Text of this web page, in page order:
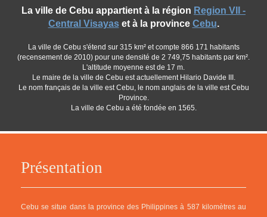
Présentation
Cebu se situe dans la province des Philippines à 587 kilomètres au
La ville de Cebu appartient à la région Region VII -
Central Visayaset à la province Cebu.
La ville de Cebu s'étend sur 315 km² et compte 866 171 habitants
(recensement de 2010) pour une densité de 2 749,75 habitants par km².
L'altitude moyenne est de 17 m.
Le maire de la ville de Cebu est actuellement Hilario Davide III.
Le nom français de la ville est Cebu, le nom anglais de la ville est Cebu
Province.
La ville de Cebu a été fondée en 1565.